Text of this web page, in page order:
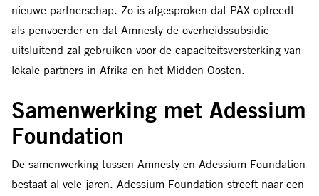
nieuwe partnerschap. Zo is afgesproken dat PAX optreedt
als penvoerder en dat Amnesty de overheidssubsidie
uitsluitend zal gebruiken voor de capaciteitsversterking van
lokale partners in Afrika en het Midden-Oosten.
Samenwerking met Adessium
Foundation
De samenwerking tussen Amnesty en Adessium Foundation
bestaat al vele jaren. Adessium Foundation streeft naar een